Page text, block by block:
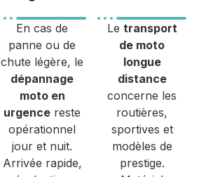
En cas de
panne ou de
chute légère, le
dépannage
moto en
urgence reste
opérationnel
jour et nuit.
Arrivée rapide,
Le transport
de moto
longue
distance
concerne les
routières,
sportives et
modèles de
prestige.